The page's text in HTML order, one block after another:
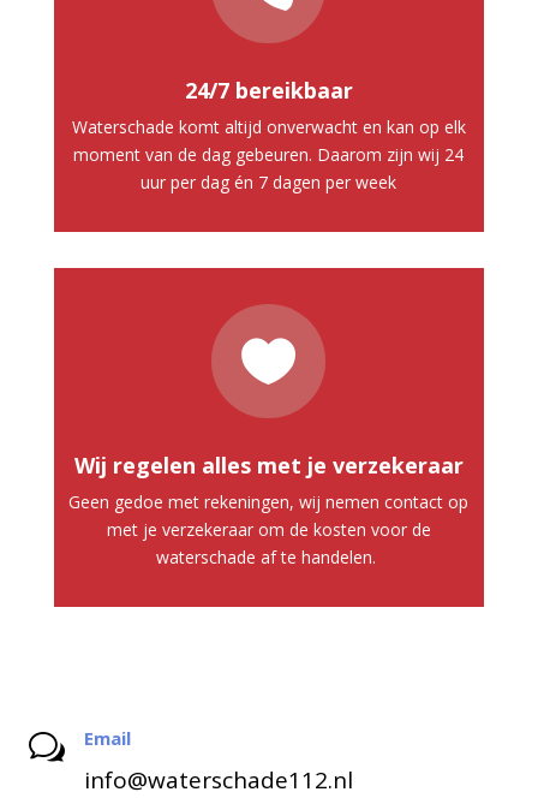
24/7 bereikbaar
Waterschade komt altijd onverwacht en kan op elk
moment van de dag gebeuren. Daarom zijn wij 24
uur per dag én 7 dagen per week

Wij regelen alles met je verzekeraar
Geen gedoe met rekeningen, wij nemen contact op
met je verzekeraar om de kosten voor de
waterschade af te handelen.
w Email
info@waterschade112.nl